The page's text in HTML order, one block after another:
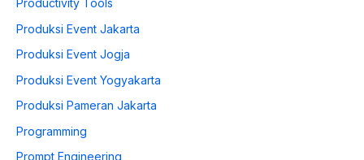
Productivity Tools
Produksi Event Jakarta
Produksi Event Jogja
Produksi Event Yogyakarta
Produksi Pameran Jakarta
Programming
Prompt Engineering